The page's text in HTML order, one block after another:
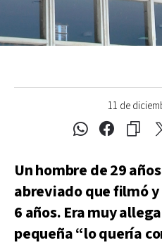
11 de
Un hombre de 29
abreviado que filmó y
6 años. Era muy
pequeña “lo quería